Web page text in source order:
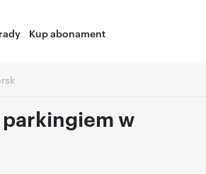
Kup abonament
w